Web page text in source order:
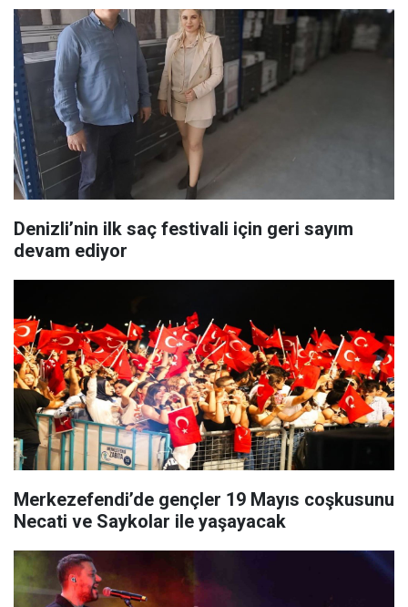
Denizli’nin ilk saç festivali için geri sayım
devam ediyor
Merkezefendi’de gençler 19 Mayıs coşkusunu
Necati ve Saykolar ile yaşayacak